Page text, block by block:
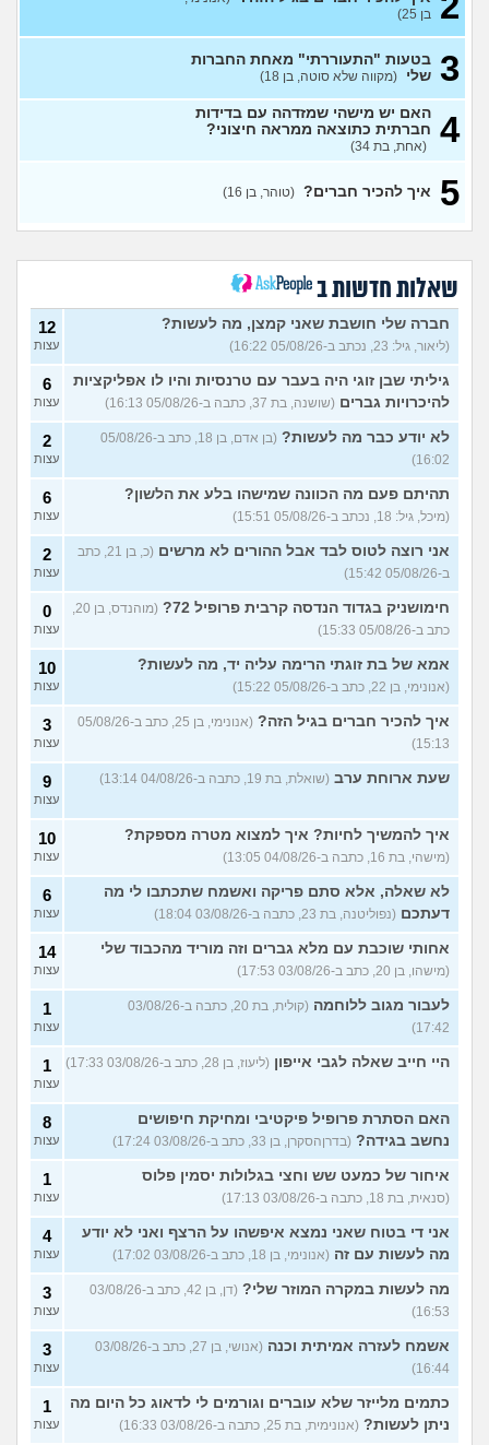
מהעבודה שלי לבוא או לא?
מתייחסים אליי כאיום ובזלזול,
מזייפים אותי כאנס וסוטה
(דה
איפה אני ואיפה הם?
(אריאל, בן 26)
בתרבות של עדות ומגזרים
(בדוי,
בן 27)
שאלה לבנות שעברו פרום
בחייהן
(ליהיא, בת 18)
1
עצות
עדיף להיות פשוט לבד או
לנסות להפגש עם חברות?
(אנונימית, בת 17)
3
חברות שלי ישתנה כשידעו
(אנונימית, בת 19)
5
עצות
בת עוד מעט 23, אני מרגישה
שנכשלתי לפעמים
(אנונמית,
7
עצות
למה בנות בממוצע הרבה יותר
נחמדות לבנות אחרות מאשר
לבנים?
(Itay Daniel Asael, בן
23)
12
עצות
איך יש אנשים שישנים עם
בגדים?
(נעם, בן 14)
האם להרשות לאחרים לקבוע
(סיון, בת
24)
9
בחינם? (Rin, בת 19)
4
עצות
עוד שאלות חדשות במדור
בן 25)
3 בטעות "התעוררתי" מאחת החברות
שלי (מקווה שלא סוטה, בן 18)
4 האם יש מישהי שמזדהה עם בדידות
חברתית כתוצאה ממראה חיצוני?
(אחת, בת 34)
5 איך להכיר חברים? (טוהר, בן 16)
שאלות חדשות ב
חברה שלי חושבת שאני קמצן, מה לעשות?
(ליאור, גיל: 23, נכתב ב-05/08/26 16:22)
12
עצות
גיליתי שבן זוגי היה בעבר עם טרנסיות והיו לו אפליקציות
להיכרויות גברים (שושנה, בת 37, כתבה ב-05/08/26 16:13)
6
עצות
לא יודע כבר מה לעשות?
(בן אדם, בן 18, כתב ב-05/08/26
16:02)
2
עצות
תהיתם פעם מה הכוונה שמישהו בלע את הלשון?
(מיכל, גיל: 18, נכתב ב-05/08/26 15:51)
6
עצות
אני רוצה לטוס לבד אבל ההורים לא מרשים
(כ, בן 21, כתב
ב-05/08/26 15:42)
2
עצות
חימושניק בגדוד הנדסה קרבית פרופיל 72?
(מוהנדס, בן 20,
כתב ב-05/08/26 15:33)
0
עצות
אמא של בת זוגתי הרימה עליה יד, מה לעשות?
(אנונימי, בן 22, כתב ב-05/08/26 15:22)
10
עצות
איך להכיר חברים בגיל הזה?
(אנונימי, בן 25, כתב ב-05/08/26
15:13)
3
עצות
שעת ארוחת ערב (שואלת, בת 19, כתבה ב-04/08/26 13:14) 9
עצות
איך להמשיך לחיות? איך למצוא מטרה מספקת?
(מישהי, בת 16, כתבה ב-04/08/26 13:05)
10
עצות
לא שאלה, אלא סתם פריקה ואשמח שתכתבו לי מה
דעתכם (נפוליטנה, בת 23, כתבה ב-03/08/26 18:04)
6
עצות
אחותי שוכבת עם מלא גברים וזה מוריד מהכבוד שלי
(מישהו, בן 20, כתב ב-03/08/26 17:53)
14
עצות
לעבור מגוב ללוחמה
(קולית, בת 20, כתבה ב-03/08/26
17:42)
1
עצות
היי חייב שאלה לגבי אייפון (ליעוז, בן 28, כתב ב-03/08/26 17:33) 1
עצות
האם הסתרת פרופיל פיקטיבי ומחיקת חיפושים
נחשב בגידה? (בדרןהסקרן, בן 33, כתב ב-03/08/26 17:24)
8
עצות
איחור של כמעט שש וחצי בגלולות יסמין פלוס
(סנאית, בת 18, כתבה ב-03/08/26 17:13)
1
עצות
אני די בטוח שאני נמצא איפשהו על הרצף ואני לא יודע
מה לעשות עם זה (אנונימי, בן 18, כתב ב-03/08/26 17:02)
4
עצות
מה לעשות במקרה המוזר שלי?
(דן, בן 42, כתב ב-03/08/26
16:53)
3
עצות
אשמח לעזרה אמיתית וכנה
(אנושי, בן 27, כתב ב-03/08/26
16:44)
3
עצות
כתמים מלייזר שלא עוברים וגורמים לי לדאוג כל היום מה
ניתן לעשות? (אנונימית, בת 25, כתבה ב-03/08/26 16:33)
1
עצות